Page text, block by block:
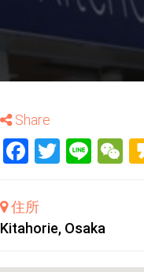
Share
Facebook
Twitter
Line
住所
Kitahorie, Osaka